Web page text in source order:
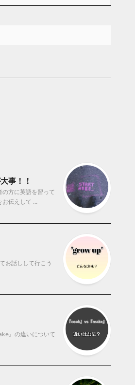
事！！
方に英語を習って
伝えして ...
話しして行こう
』の違いについて